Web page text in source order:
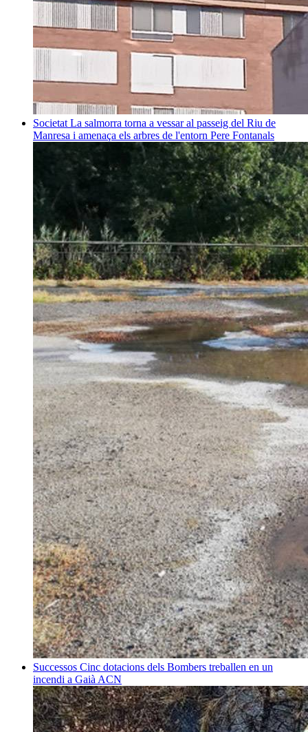
Societat La salmorra torna a vessar al passeig del Riu de
Manresa i amenaça els arbres de l'entorn Pere Fontanals
Successos Cinc dotacions dels Bombers treballen en un
incendi a Gaià ACN